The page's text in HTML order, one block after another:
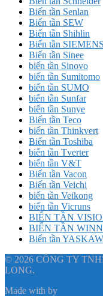
Biến tần Senlan
Biến tần SEW
Biến tần Shihlin
Biến tần SIEMENS
Biến tần Sinee
biến tần Sinovo
biến tần Sumitomo
biến tần SUMO
biến tần Sunfar
biến tần Sunye
Biến tần Teco
biến tần Thinkvert
Biến tần Toshiba
biến tần Tverter
biến tần V&T
Biến tần Vacon
Biến tần Veichi
biến tần Veikong
biến tần Vicruns
BIẾN TẦN
BIẾN TẦN
Biến tần
© 2026 CÔNG TY
LONG.
Made with by